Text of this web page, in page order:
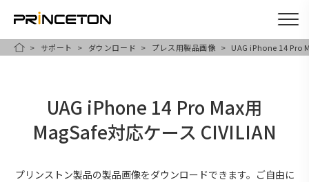
HOME
サポート ダウンロード プレス用製品画像 UAG iPhone 14 Pro
UAG iPhone 14 Pro Max用
MagSafe対応ケース CIVILIAN
プリンストン製品の製品画像をダウンロードできます。ご自由に